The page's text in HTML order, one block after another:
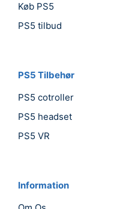
Køb PS5
PS5 tilbud
PS5 Tilbehør
PS5 cotroller
PS5 headset
PS5 VR
Information